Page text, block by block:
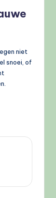
niet
snoei, of